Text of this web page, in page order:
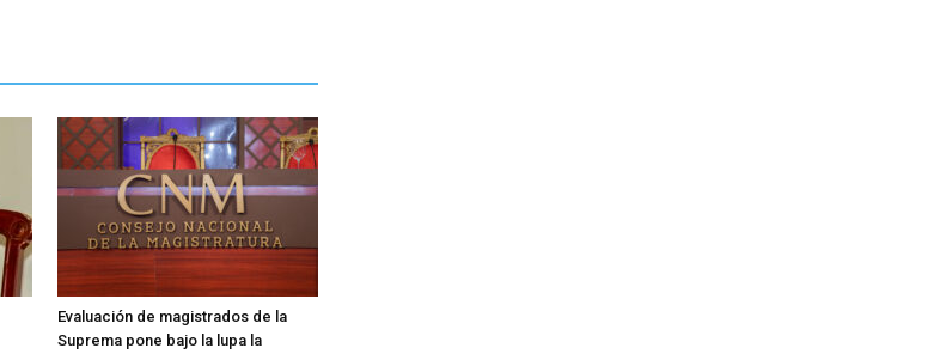
Evaluación de magistrados de la
Suprema pone bajo la lupa la